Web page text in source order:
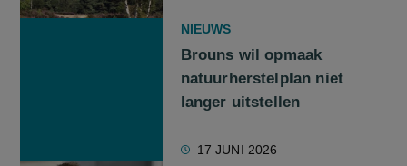
NIEUWS
Brouns wil opmaak
natuurherstelplan niet
langer uitstellen
17 JUNI 2026